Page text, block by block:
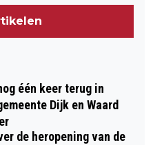
één keer terug in
Dijk en Waard
de heropening van de